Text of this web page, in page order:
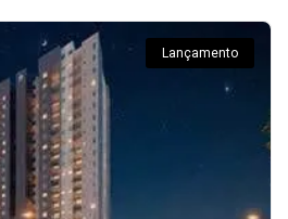
Lançamento